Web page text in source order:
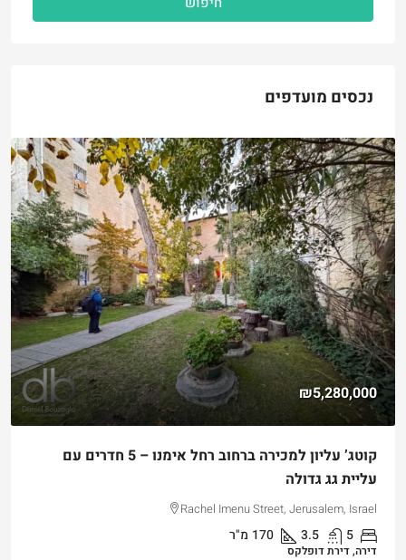
נכסים מועדפים
₪5,280,000
קוטג’ עליון למכירה ברחוב רחל אימנו – 5 חדרים עם
עליית גג גדולה
Rachel Imenu Street, Jerusalem, Israel
5
3.5
170 מ"ר
דירה, דירת דופלקס